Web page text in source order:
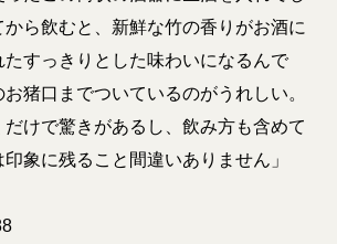
から飲むと、新鮮な竹の香りがお酒に
すっきりとした味わいになるんで
猪口までついているのがうれしい。
だけで驚きがあるし、飲み方も含めて
象に残ること間違いありません」